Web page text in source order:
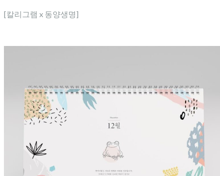
[칼리그램 x 동양생명]